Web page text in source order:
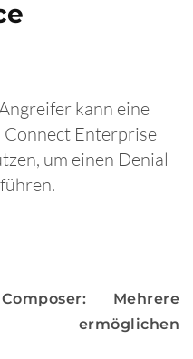
kann eine
Connect Enterprise
um einen Denial
Mehrere
ermöglichen